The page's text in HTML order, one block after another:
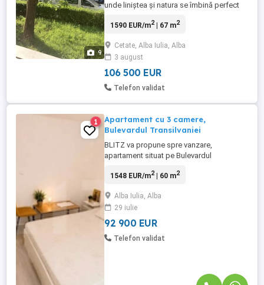
9
unde liniștea și natura se îmbină perfect
vânzare un apartament spațios și extrem
mai căutate și liniștite zone din Alba Iulia
Strada Bogdan Petriceicu Hasdeu (Zona
Cetate ...
1590 EUR/m2| 67 m2
Cetate, Alba Iulia, Alba
3 august
106 500 EUR
Telefon validat
1
Apartament cu 3 camere,
Bulevardul Transilvaniei
BLITZ va propune spre vanzare,
apartament situat pe Bulevardul
parcare generoasă lângă imobil, în
suprafață de 60 de metri pătrați,
compartimentat în trei încăperi distincte, o
bucătărie, două băi și un hol
1548 EUR/m2| 60 m2
Alba Iulia, Alba
29 iulie
92 900 EUR
Telefon validat